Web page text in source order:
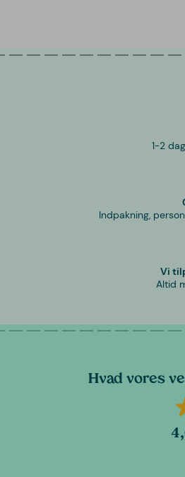
1-2
Indpakning,
Vi
Altid
Hvad vores